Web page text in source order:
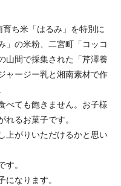
ち米「はるみ」を特別に
」の米粉、二宮町「コッコ
山間で採集された「芹澤養
ャージー乳と湘南素材で作
べても飽きません。お子様
るお菓子です。
上がりいただけるかと思い
。
なります。